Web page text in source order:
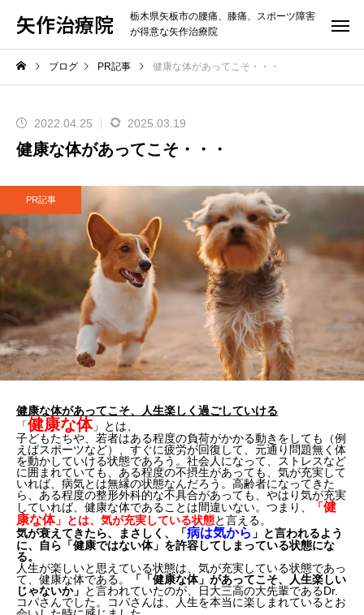
矢作治療院
栃木県矢板市の腰痛、膝痛、スポーツ障害
が得意な矢作治療院
ブログ PR記事 健康な体があってこそ・・・
2022.04.25 2025.03.19
健康な体があってこそ・・・
PR記事
健康な体があってこそ、人生楽しく過ごしていける
「健康な体」とは、
子どもたちや、若者はある程度の負荷がかかる動きをしても（例
えばスポーツなど）、すぐに疲労が回復して、元通り問題無く体
を動かしていける状態であろう。社会人になって、ストレスなど
に囲まれていても、ある程度の不摂生があっても、気が充実して
いれば、病気とは無縁の状態なんだろう。高齢者になってきた
ら、ある程度の整形外科的な不具合があっても、やはり気が充実
していれば、健康な体であることは間違いない。つまり、
「健
康な体」とは、気が充実している状態と言える。
気が衰えてきたら、まさしく、「病は気から 」と言われるよう
に、自ら「健康ではない体」を許容してしまっている状態にな
る。
人生が楽しいと思えている状態は、気が充実している状態であっ
て、健康な体である。
「「健康な体」があってこそ、人生楽しい
じゃないか」 と言われていたのが、日大三高の大先輩であるDr.
コパさんでした。コパさんは、人生を本当に楽しまれているとお